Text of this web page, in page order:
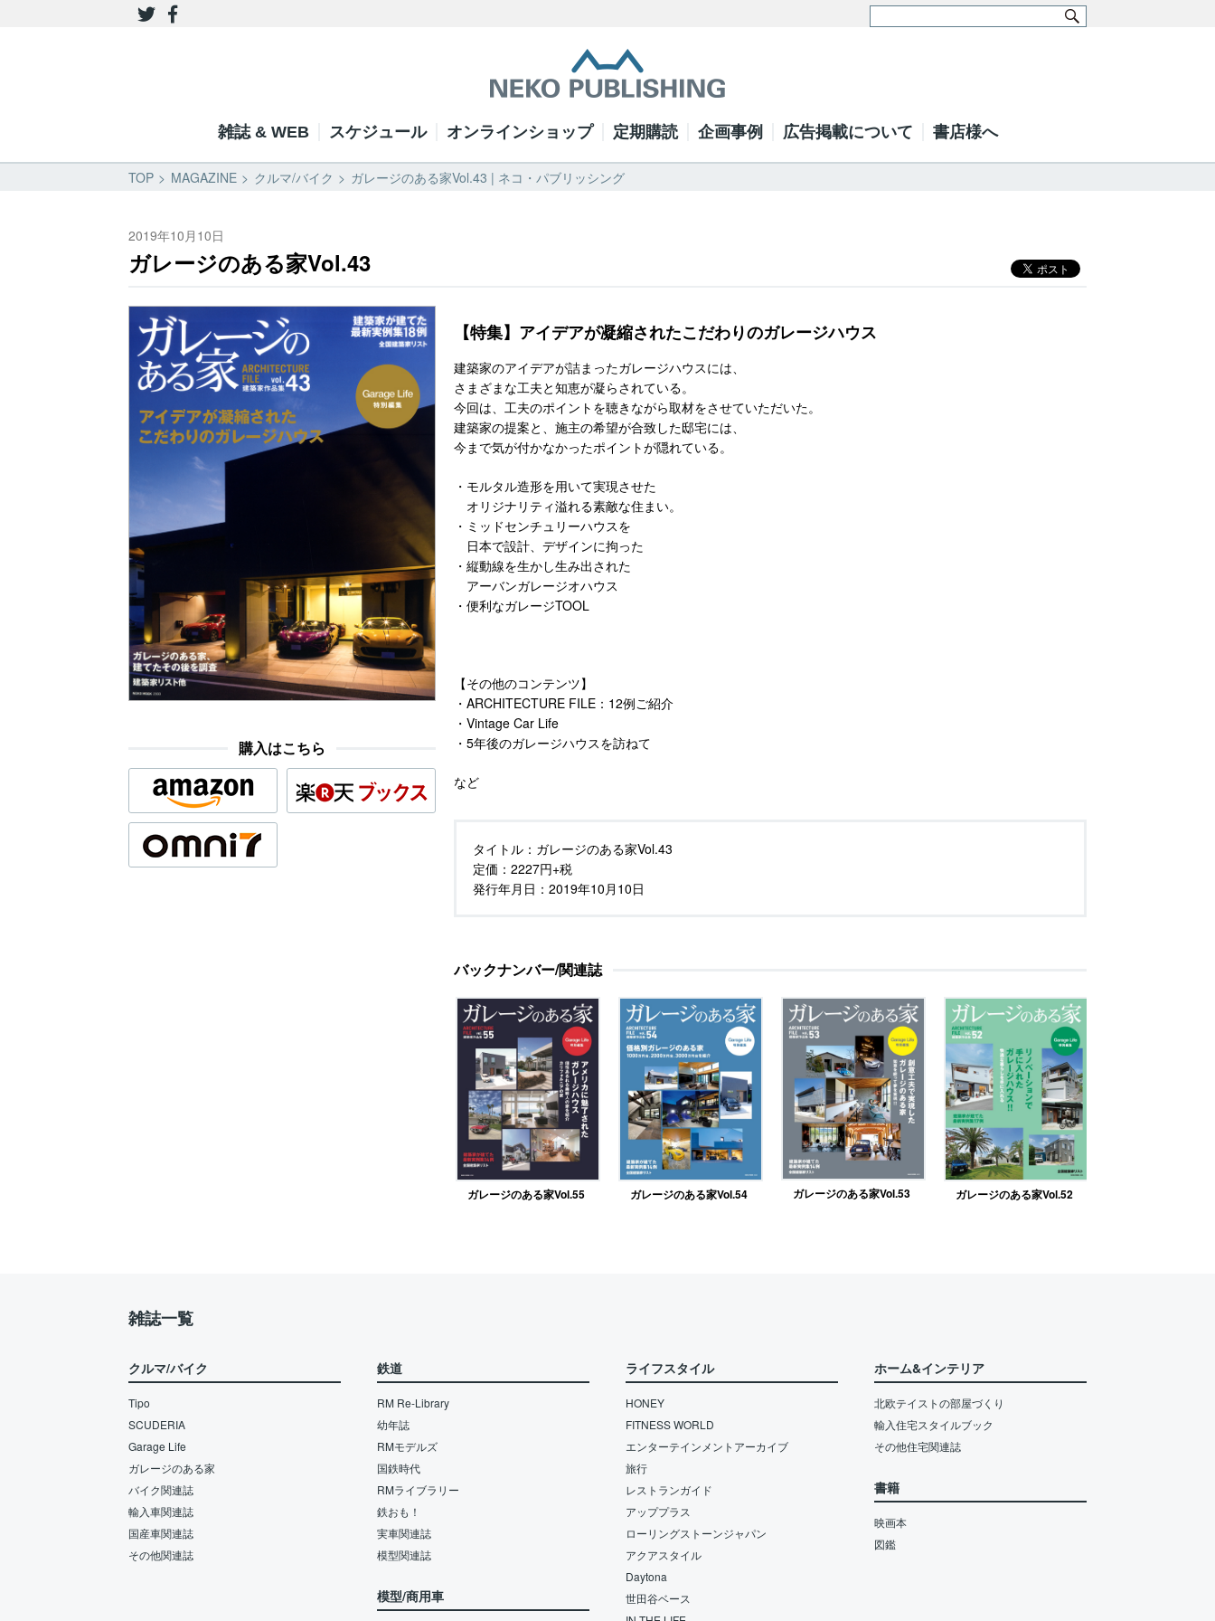
雑誌 & WEB スケジュール オンラインショップ 定期購読 企画事例 広告掲載について 書店様へ
TOP MAGAZINE クルマ/バイク ガレージのある家Vol.43 | ネコ・パブリッシング
2019年10月10日
ガレージのある家Vol.43
購入はこちら
【特集】アイデアが凝縮されたこだわりのガレージハウス
建築家のアイデアが詰まったガレージハウスには、
さまざまな工夫と知恵が凝らされている。
今回は、工夫のポイントを聴きながら取材をさせていただいた。
建築家の提案と、施主の希望が合致した邸宅には、
今まで気が付かなかったポイントが隠れている。
・モルタル造形を用いて実現させた
オリジナリティ溢れる素敵な住まい。
・ミッドセンチュリーハウスを
日本で設計、デザインに拘った
・縦動線を生かし生み出された
アーバンガレージオハウス
・便利なガレージTOOL
【その他のコンテンツ】
・ARCHITECTURE FILE：12例ご紹介
・Vintage Car Life
・5年後のガレージハウスを訪ねて
など
タイトル： ガレージのある家Vol.43
定価： 2227円+税
発行年月日： 2019年10月10日
バックナンバー/関連誌
ガレージのある家Vol.55 ガレージのある家Vol.54 ガレージのある家Vol.53 ガレージのある家Vol.52
雑誌一覧
クルマ/バイク
Tipo
SCUDERIA
Garage Life
ガレージのある家
バイク関連誌
輸入車関連誌
国産車関連誌
その他関連誌
鉄道
RM Re-Library
幼年誌
RMモデルズ
国鉄時代
RMライブラリー
鉄おも！
実車関連誌
模型関連誌
模型/商用車
ライフスタイル
HONEY
FITNESS WORLD
エンターテインメントアーカイブ
旅行
レストランガイド
アッププラス
ローリングストーンジャパン
アクアスタイル
Daytona
世田谷ベース
ホーム&インテリア
北欧テイストの部屋づくり
輸入住宅スタイルブック
その他住宅関連誌
書籍
映画本
図鑑